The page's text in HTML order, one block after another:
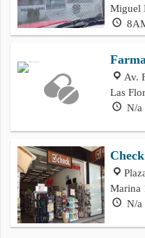
Miguel
Av.
Las
N/a
Check
Marina
N/a